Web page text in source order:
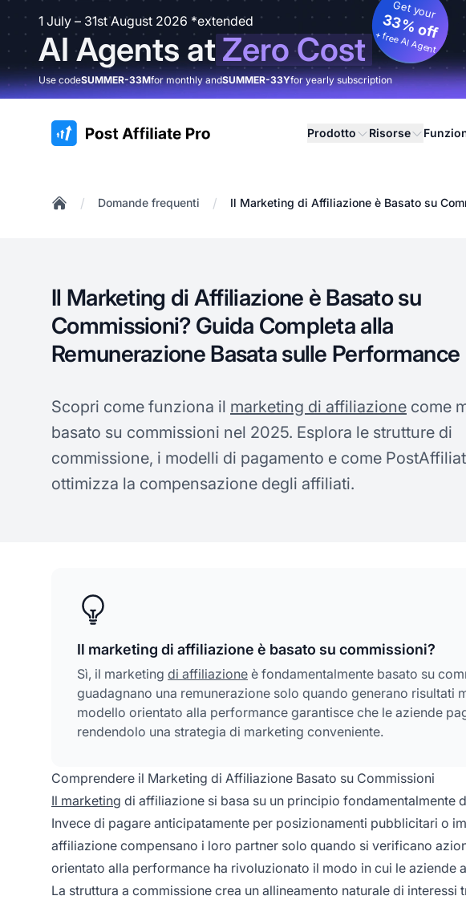
1 July – 31st August 2026 *extended
AI Agents atZero Cost
Get your
33% off
+ free AI Agent
Use codeSUMMER-33Mfor monthly andSUMMER-33Yfor yearly subscription
:site.title Prodotto Risorse
/ Domande frequenti / Il Marketing di Affiliazione è Basato su
Il Marketing di Affiliazione è Basato su
Commissioni? Guida Completa alla
Remunerazione Basata sulle Performance
Scopri come funziona il marketing di affiliazione come
basato su commissioni nel 2025. Esplora le strutture di
commissione, i modelli di pagamento e come
ottimizza la compensazione degli affiliati.
Il marketing di affiliazione è basato su commissioni?
Sì, il marketing di affiliazione è fondamentalmente basato su
guadagnano una remunerazione solo quando generano risultati
modello orientato alla performance garantisce che le aziende
rendendolo una strategia di marketing conveniente.
Comprendere il Marketing di Affiliazione Basato su Commissioni
Il marketing di affiliazione si basa su un principio
Invece di pagare anticipatamente per posizionamenti pubblicitari o
affiliazione compensano i loro partner solo quando si verificano
orientato alla performance ha rivoluzionato il modo in cui le aziende
La struttura a commissione crea un allineamento naturale di